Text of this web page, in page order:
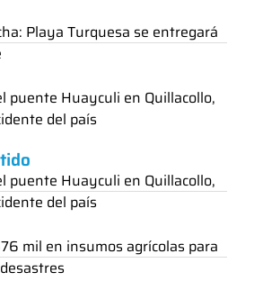
Playa Turquesa se entregará
puente Huayculi en Quillacollo,
del país
puente Huayculi en Quillacollo,
del país
mil en insumos agrícolas para